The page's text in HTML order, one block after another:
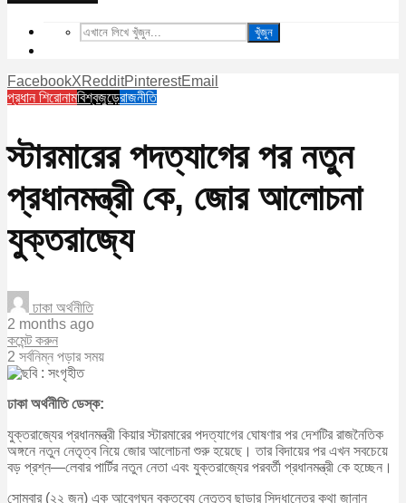
খুঁজুন
FacebookXRedditPinterestEmail
প্রধান শিরোনামবিশ্বজুড়েরাজনীতি
স্টারমারের পদত্যাগের পর নতুন
প্রধানমন্ত্রী কে, জোর আলোচনা
যুক্তরাজ্যে
ঢাকা অর্থনীতি
2 months ago
কমেন্ট করুন
2 সর্বনিম্ন পড়ার সময়
ঢাকা অর্থনীতি ডেস্ক:
যুক্তরাজ্যের প্রধানমন্ত্রী কিয়ার স্টারমারের পদত্যাগের ঘোষণার পর দেশটির রাজনৈতিক
অঙ্গনে নতুন নেতৃত্ব নিয়ে জোর আলোচনা শুরু হয়েছে। তার বিদায়ের পর এখন সবচেয়ে
বড় প্রশ্ন—লেবার পার্টির নতুন নেতা এবং যুক্তরাজ্যের পরবর্তী প্রধানমন্ত্রী কে হচ্ছেন।
সোমবার (২২ জুন) এক আবেগঘন বক্তব্যে নেতৃত্ব ছাড়ার সিদ্ধান্তের কথা জানান